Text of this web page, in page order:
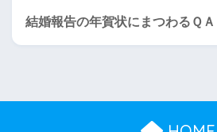
結婚報告の年賀状にまつわるＱＡ